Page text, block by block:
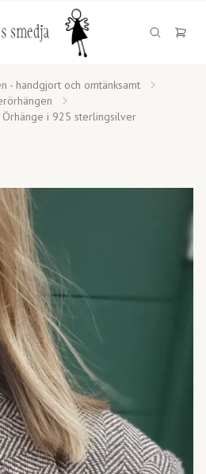
- handgjort och omtänksamt
i 925 sterlingsilver